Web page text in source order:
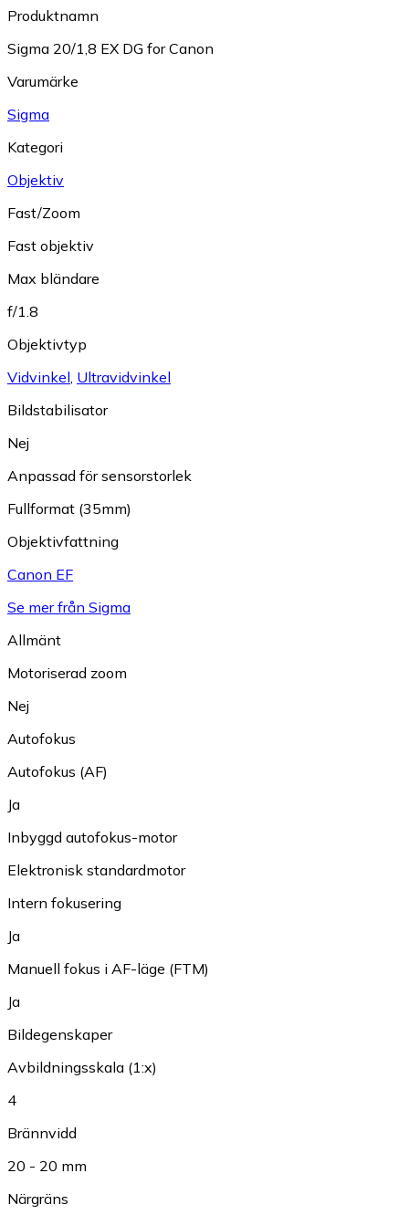
Produktnamn
Sigma 20/1,8 EX DG for Canon
Varumärke
Sigma
Kategori
Objektiv
Fast/Zoom
Fast objektiv
Max bländare
f/1.8
Objektivtyp
Vidvinkel, Ultravidvinkel
Bildstabilisator
Nej
Anpassad för sensorstorlek
Fullformat (35mm)
Objektivfattning
Canon EF
Se mer från Sigma
Allmänt
Motoriserad zoom
Nej
Autofokus
Autofokus (AF)
Ja
Inbyggd autofokus-motor
Elektronisk standardmotor
Intern fokusering
Ja
Manuell fokus i AF-läge (FTM)
Ja
Bildegenskaper
Avbildningsskala (1:x)
4
Brännvidd
20 - 20 mm
Närgräns